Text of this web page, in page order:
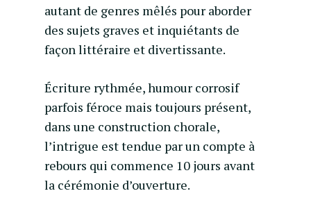
autant de genres mêlés pour aborder
des sujets graves et inquiétants de
façon littéraire et divertissante.
Écriture rythmée, humour corrosif
parfois féroce mais toujours présent,
dans une construction chorale,
l’intrigue est tendue par un compte à
rebours qui commence 10 jours avant
la cérémonie d’ouverture.